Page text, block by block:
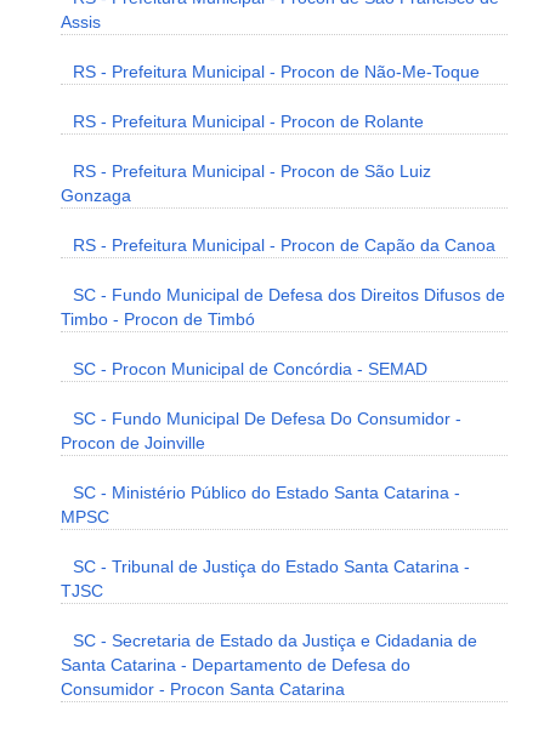
Assis
RS - Prefeitura Municipal - Procon de Não-Me-Toque
RS - Prefeitura Municipal - Procon de Rolante
RS - Prefeitura Municipal - Procon de São Luiz
Gonzaga
RS - Prefeitura Municipal - Procon de Capão da Canoa
SC - Fundo Municipal de Defesa dos Direitos Difusos de
Timbo - Procon de Timbó
SC - Procon Municipal de Concórdia - SEMAD
SC - Fundo Municipal De Defesa Do Consumidor -
Procon de Joinville
SC - Ministério Público do Estado Santa Catarina -
MPSC
SC - Tribunal de Justiça do Estado Santa Catarina -
TJSC
SC - Secretaria de Estado da Justiça e Cidadania de
Santa Catarina - Departamento de Defesa do
Consumidor - Procon Santa Catarina